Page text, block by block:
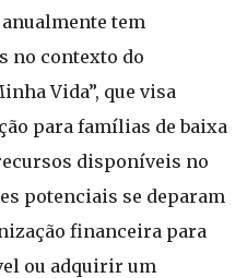
anualmente tem
no contexto do
Vida”, que visa
para famílias de baixa
disponíveis no
potenciais se deparam
financeira para
ou adquirir um